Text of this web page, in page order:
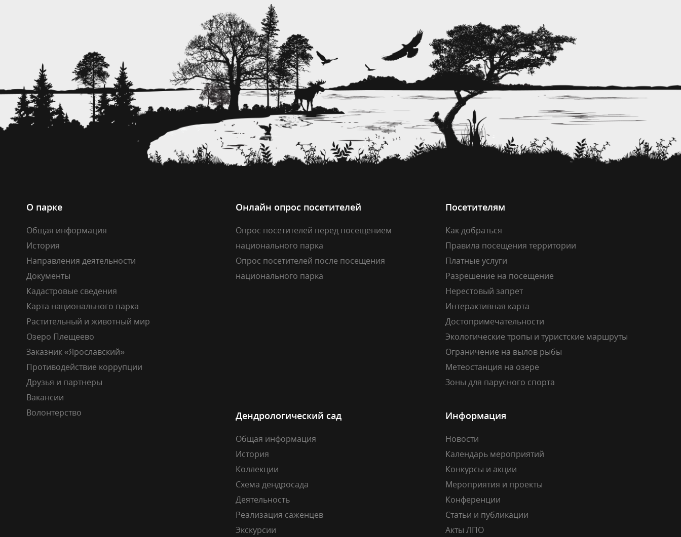
О парке
Общая информация
История
Направления деятельности
Документы
Кадастровые сведения
Карта национального парка
Растительный и животный мир
Озеро Плещеево
Заказник «Ярославский»
Противодействие коррупции
Друзья и партнеры
Вакансии
Волонтерство
Онлайн опрос посетителей
Опрос посетителей перед посещением
национального парка
Опрос посетителей после посещения
национального парка
Посетителям
Как добраться
Правила посещения территории
Платные услуги
Разрешение на посещение
Нерестовый запрет
Интерактивная карта
Достопримечательности
Экологические тропы и туристские маршруты
Ограничение на вылов рыбы
Метеостанция на озере
Зоны для парусного спорта
Дендрологический сад
Общая информация
История
Коллекции
Схема дендросада
Деятельность
Реализация саженцев
Экскурсии
Информация
Новости
Календарь мероприятий
Конкурсы и акции
Мероприятия и проекты
Конференции
Статьи и публикации
Акты ЛПО